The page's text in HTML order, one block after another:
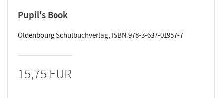
Pupil's Book
Oldenbourg Schulbuchverlag, ISBN 978-3-637-01957-7
15,75 EUR